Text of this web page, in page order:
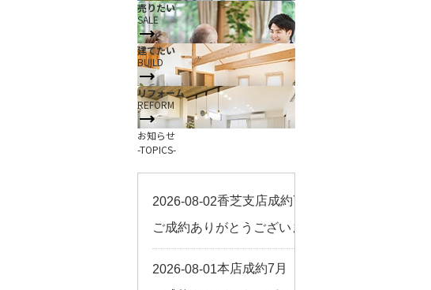
当社について 会社概要
香芝支店紹介ページ
採用情報
お知らせ
コラム
お客様の声
来店予約
よくある質問
売りたい
SALE
建てたい
BUILD
リフォーム
REFORM
お知らせ
-TOPICS-